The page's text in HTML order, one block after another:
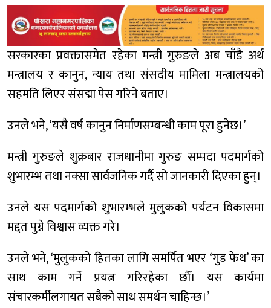
सरकारका प्रवक्तासमेत रहेका मन्त्री गुरुङले अब चाँडै अर्थ
मन्त्रालय र कानुन, न्याय तथा संसदीय मामिला मन्त्रालयको
सहमति लिएर संसद्मा पेस गरिने बताए।
उनले भने, ‘यसै वर्ष कानुन निर्माणसम्बन्धी काम पूरा हुनेछ।’
मन्त्री गुरुङले शुक्रबार राजधानीमा गुरुङ सम्पदा पदमार्गको
शुभारम्भ तथा नक्सा सार्वजनिक गर्दै सो जानकारी दिएका हुन्।
उनले यस पदमार्गको शुभारम्भले मुलुकको पर्यटन विकासमा
मद्दत पुग्ने विश्वास व्यक्त गरे।
उनले भने, ‘मुलुकको हितका लागि समर्पित भएर ‘गुड फेथ’ का
साथ काम गर्ने प्रयत्न गरिरहेका छौँ। यस कार्यमा
संचारकर्मीलगायत सबैको साथ समर्थन चाहिन्छ।’